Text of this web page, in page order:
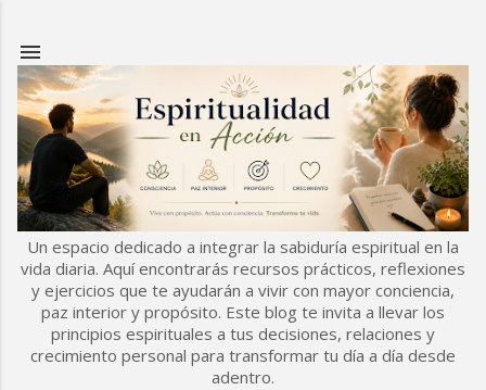
Un espacio dedicado a integrar la sabiduría espiritual en la
vida diaria. Aquí encontrarás recursos prácticos, reflexiones
y ejercicios que te ayudarán a vivir con mayor conciencia,
paz interior y propósito. Este blog te invita a llevar los
principios espirituales a tus decisiones, relaciones y
crecimiento personal para transformar tu día a día desde
adentro.